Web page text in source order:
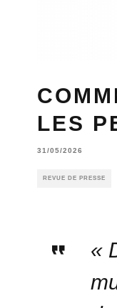
LES
31/05/2026
REVUE DE PRESSE
«